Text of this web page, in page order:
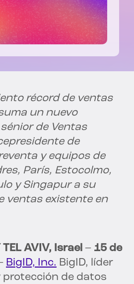
récord de ventas
un nuevo
de Ventas
de
y equipos de
París, Estocolmo,
y Singapur a su
ventas existente en
TEL AVIV, Israel – 15 de
BigID, Inc. BigID, líder
protección de datos